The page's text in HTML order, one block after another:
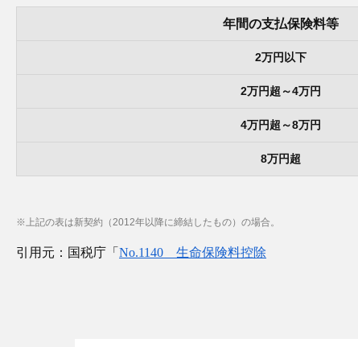
年間の支払保険料等
2万円以下
2万円超～4万円
4万円超～8万円
8万円超
※上記の表は新契約（2012年以降に締結したもの）の場合。
引用元：国税庁「 No.1140 生命保険料控除